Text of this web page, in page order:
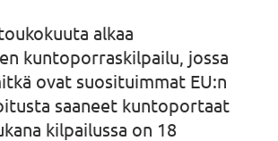
alkaa
kuntoporraskilpailu, jossa
ovat suosituimmat EU:n
saaneet kuntoportaat
kilpailussa on 18